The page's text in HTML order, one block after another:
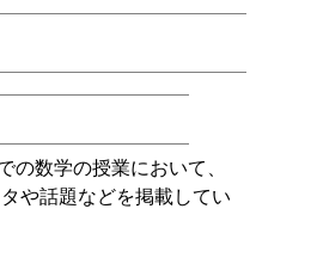
数学の授業において、
や話題などを掲載してい